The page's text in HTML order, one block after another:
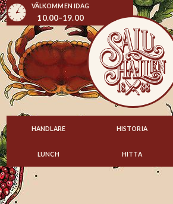
VÄLKOMMEN IDAG
10.00–19.00
HANDLARE HISTORIA
LUNCH HITTA